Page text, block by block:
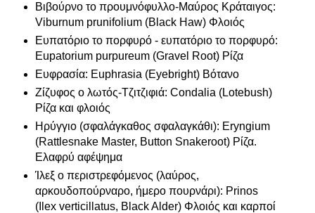
Βιβούρνο το προυμνόφυλλο-Μαύρος Κράταιγος:
Viburnum prunifolium (Black Haw) Φλοιός
Ευπατόριο το πορφυρό - ευπατόριο το πορφυρό:
Eupatorium purpureum (Gravel Root) Ρίζα
Ευφρασία: Euphrasia (Eyebright) Βότανο
Ζίζυφος ο λωτός-Τζιτζιφιά: Condalia (Lotebush)
Ρίζα και φλοιός
Ηρύγγιο (σφαλάγκαθος σφαλαγκάθι): Eryngium
(Rattlesnake Master, Button Snakeroot) Ρίζα.
Ελαφρύ αφέψημα
Ίλεξ ο περιστρεφόμενος (λαύρος,
αρκουδοπούρναρο, ήμερο πουρνάρι): Prinos
(Ilex verticillatus, Black Alder) Φλοιός και καρποί